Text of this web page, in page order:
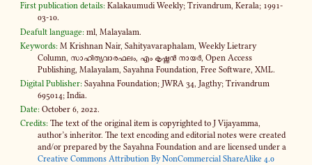
First publication details: Kalakaumudi Weekly; Trivandrum, Kerala; 1991-
03-10.
Deafult language: ml, Malayalam.
Keywords: M Krishnan Nair, Sahityavaraphalam, Weekly Lietrary
Column, സാ­ഹി­ത്യ­വാ­ര­ഫ­ലം, എം കൃ­ഷ്ണൻ നായർ, Open Access
Publishing, Malayalam, Sayahna Foundation, Free Software, XML.
Digital Publisher: Sayahna Foundation; JWRA 34, Jagthy; Trivandrum
695014; India.
Date: October 6, 2022.
Credits: The text of the original item is copyrighted to J Vijayamma,
author’s inheritor. The text encoding and editorial notes were created
and​/or prepared by the Sayahna Foundation and are licensed under a
Creative Commons Attribution By NonCommercial ShareAlike 4​.0